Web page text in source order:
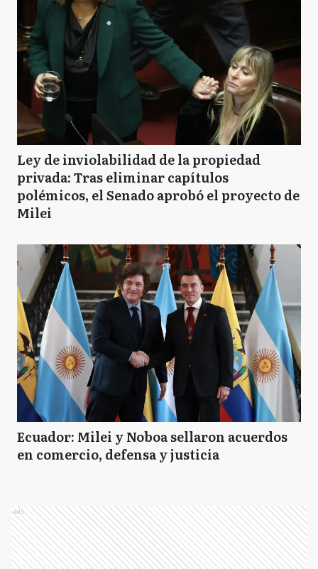
Ley de inviolabilidad de la propiedad
privada: Tras eliminar capítulos
polémicos, el Senado aprobó el proyecto de
Milei
Ecuador: Milei y Noboa sellaron acuerdos
en comercio, defensa y justicia
Ads